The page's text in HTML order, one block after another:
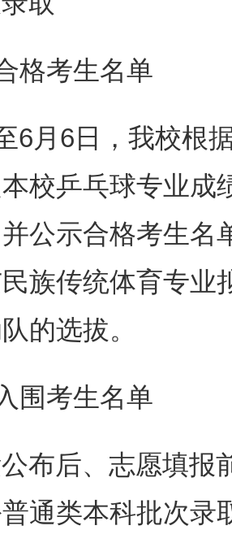
格考生名单
6月6日，我校根
校乒乓球专业成
公示合格考生名
族传统体育专业
的选拔。
围考生名单
布后、志愿填报
通类本科批次录